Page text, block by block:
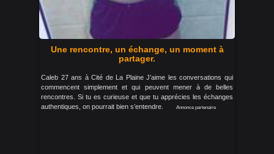
Une rencontre, un échange, un moment à
partager.
Caleb 27 ans à Cité de La Plaine J’aime les conversations qui
commencent simplement et qui peuvent mener à de belles
rencontres. Si tu es curieuse et que tu apprécies les échanges
authentiques, on pourrait bien s’entendre.
Annonce partenaire